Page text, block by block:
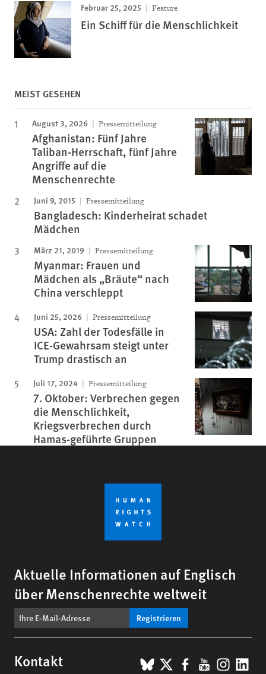
Februar 25, 2025 Feature
Ein Schiff für die Menschlichkeit
MEIST GESEHEN
August 3, 2026 Pressemitteilung
Afghanistan: Fünf Jahre
Taliban-Herrschaft, fünf Jahre
Angriffe auf die
Menschenrechte
Juni 9, 2015 Pressemitteilung
Bangladesch: Kinderheirat schadet
Mädchen
März 21, 2019 Pressemitteilung
Myanmar: Frauen und
Mädchen als „Bräute“ nach
China verschleppt
Juni 25, 2026 Pressemitteilung
USA: Zahl der Todesfälle in
ICE-Gewahrsam steigt unter
Trump drastisch an
Juli 17, 2024 Pressemitteilung
7. Oktober: Verbrechen gegen
die Menschlichkeit,
Kriegsverbrechen durch
Hamas-geführte Gruppen
Aktuelle Informationen auf Englisch
über Menschenrechte weltweit
Registrieren
Kontakt BlueSky
X Facebook
YouTube